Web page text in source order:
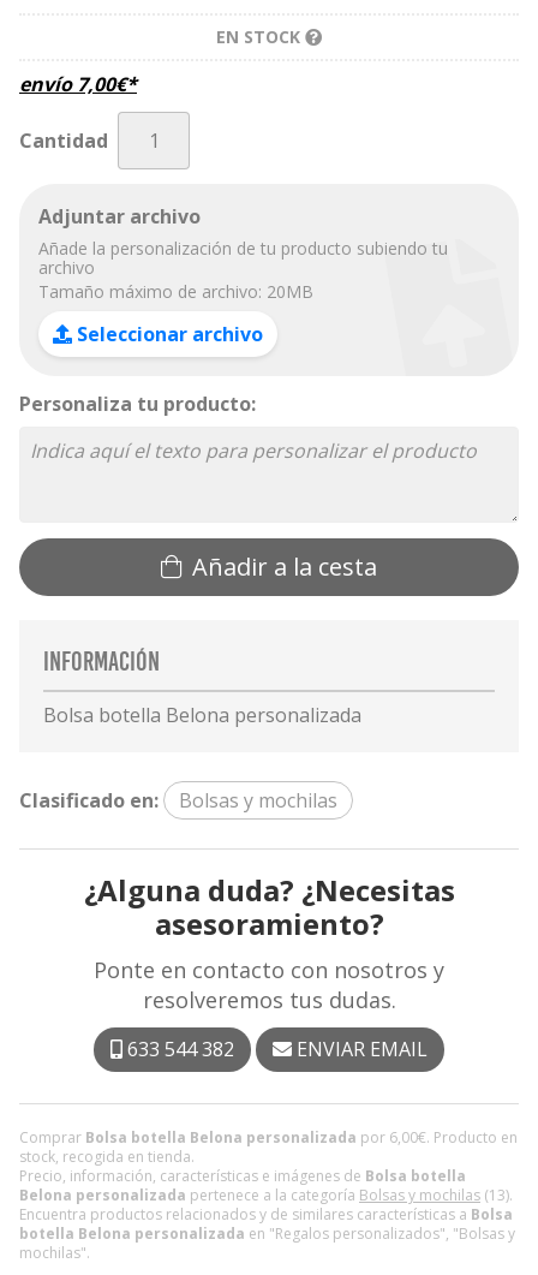
EN STOCK
envío 7,00€*
Cantidad
Adjuntar archivo
Añade la personalización de tu producto subiendo tu
archivo
Tamaño máximo de archivo: 20MB
Seleccionar archivo
Personaliza tu producto:
Añadir a la cesta
Comprar Bolsa botella Belona personalizada por 6,00€. Producto en
stock, recogida en tienda.
Precio, información, características e imágenes de Bolsa botella
Belona personalizada pertenece a la categoría Bolsas y mochilas (13).
Encuentra productos relacionados y de similares características a Bolsa
botella Belona personalizada en "Regalos personalizados", "Bolsas y
mochilas".
Información
Bolsa botella Belona personalizada
Clasificado en: Bolsas y mochilas
¿Alguna duda? ¿Necesitas
asesoramiento?
Ponte en contacto con nosotros y
resolveremos tus dudas.
633 544 382 ENVIAR EMAIL